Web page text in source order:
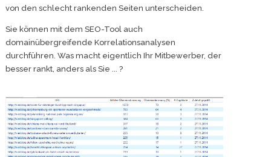
von den schlecht rankenden Seiten unterscheiden.
Sie können mit dem SEO-Tool auch
domainübergreifende Korrelationsanalysen
durchführen. Was macht eigentlich Ihr Mitbewerber, der
besser rankt, anders als Sie ... ?